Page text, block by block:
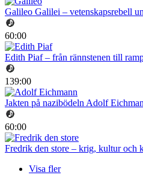
Galileo Galilei – vetenskapsrebell
60:00
Edith Piaf – från rännstenen till
139:00
Jakten på nazibödeln Adolf
60:00
Fredrik den store – krig, kultur och
Visa fler